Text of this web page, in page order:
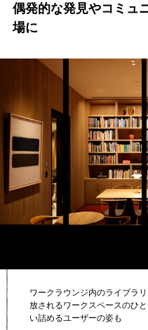
偶発的な発見やコミュ
場に
ワークラウンジ内のライブラ
放されるワークスペースのひ
い詰めるユーザーの姿も